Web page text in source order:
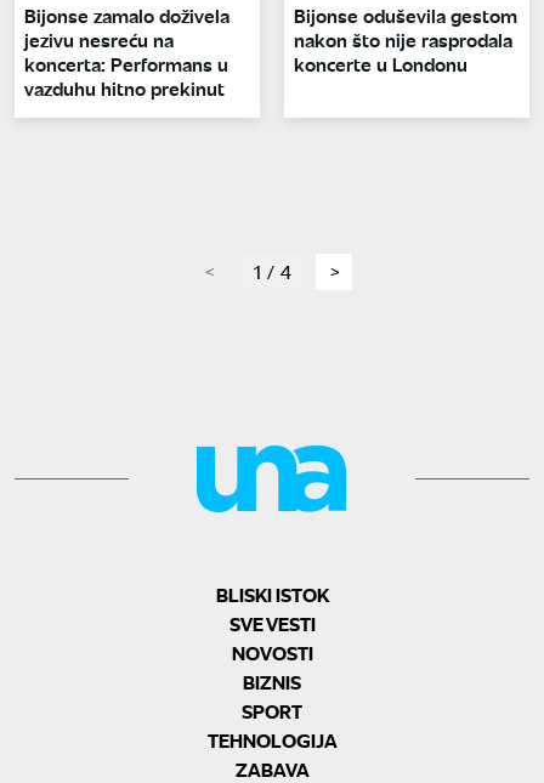
Bijonse zamalo doživela
jezivu nesreću na
koncerta: Performans u
vazduhu hitno prekinut
Bijonse oduševila gestom
nakon što nije rasprodala
koncerte u Londonu
page1 / 4 page
BLISKI ISTOK
SVE VESTI
NOVOSTI
BIZNIS
SPORT
TEHNOLOGIJA
ZABAVA